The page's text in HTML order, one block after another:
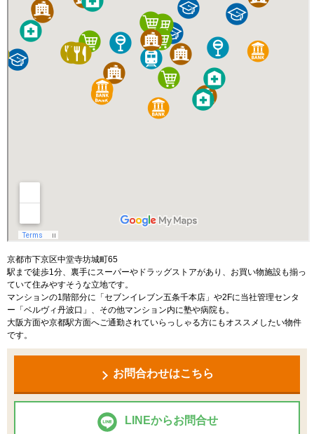
京都市下京区中堂寺坊城町65
駅まで徒歩1分、裏手にスーパーやドラッグストアがあり、お買い物施設も揃っ
ていて住みやすそうな立地です。
マンションの1階部分に「セブンイレブン五条千本店」や2Fに当社管理センタ
ー「ベルヴィ丹波口」、その他マンション内に塾や病院も。
大阪方面や京都駅方面へご通勤されていらっしゃる方にもオススメしたい物件
です。
お問合わせはこちら
LINEからお問合せ